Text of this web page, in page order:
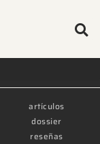
artículos
dossier
reseñas